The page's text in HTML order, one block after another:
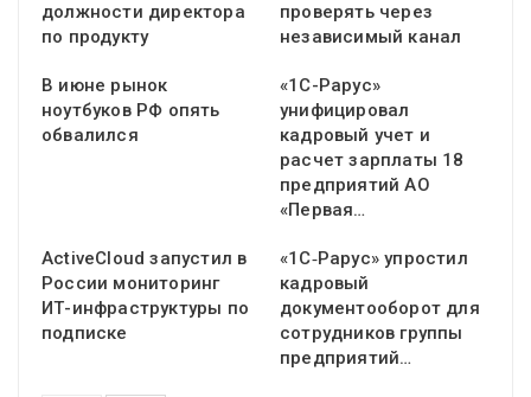
должности директора
по продукту
проверять через
независимый канал
В июне рынок
ноутбуков РФ опять
обвалился
«1С-Рарус»
унифицировал
кадровый учет и
расчет зарплаты 18
предприятий АО
«Первая…
ActiveCloud запустил в
России мониторинг
ИТ-инфраструктуры по
подписке
«1С‑Рарус» упростил
кадровый
документооборот для
сотрудников группы
предприятий…